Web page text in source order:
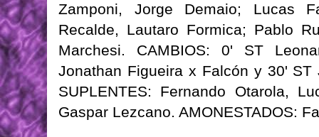
Zamponi, Jorge Demaio; Lucas
Recalde, Lautaro Formica; Pablo
Marchesi. CAMBIOS: 0' ST
Jonathan Figueira x Falcón y 30'
SUPLENTES: Fernando Otarola,
Gaspar Lezcano. AMONESTADOS: